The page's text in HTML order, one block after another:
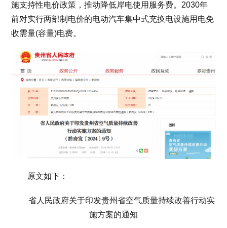
施支持性电价政策，推动降低岸电使用服务费。2030年
前对实行两部制电价的电动汽车集中式充换电设施用电免
收需量(容量)电费。
原文如下：
省人民政府关于印发贵州省空气质量持续改善行动实
施方案的通知